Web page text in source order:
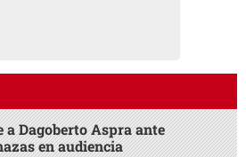
a Dagoberto Aspra ante
en audiencia